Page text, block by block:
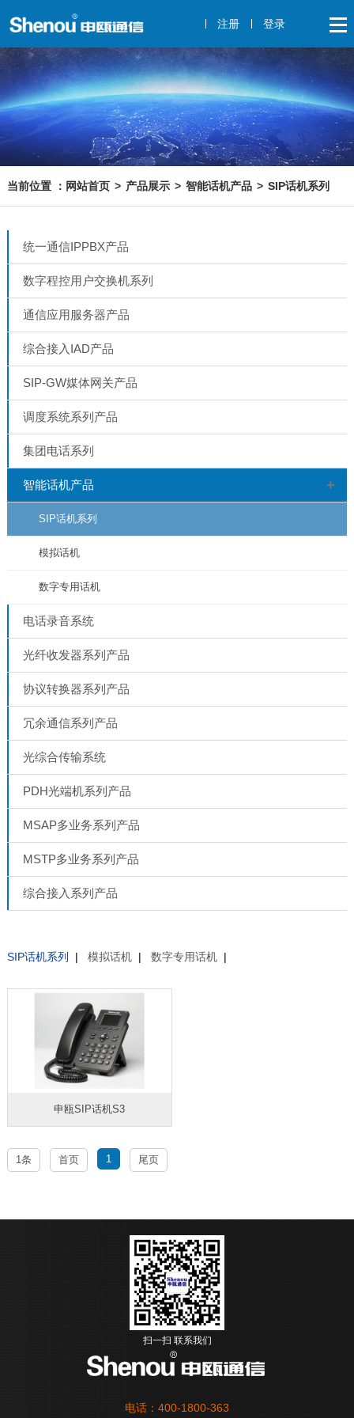
注册 登录
网站首页 产品展示 智能话机产品 SIP话机系列
统一通信IPPBX产品
数字程控用户交换机系列
通信应用服务器产品
综合接入IAD产品
SIP-GW媒体网关产品
调度系统系列产品
集团电话系列
智能话机产品 +
SIP话机系列
模拟话机
数字专用话机
电话录音系统
光纤收发器系列产品
协议转换器系列产品
冗余通信系列产品
光综合传输系统
PDH光端机系列产品
MSAP多业务系列产品
MSTP多业务系列产品
综合接入系列产品
SIP话机系列 | 模拟话机| 数字专用话机|
申瓯SIP话机S3
1条 首页 1 尾页
扫一扫 联系我们
电话：400-1800-363